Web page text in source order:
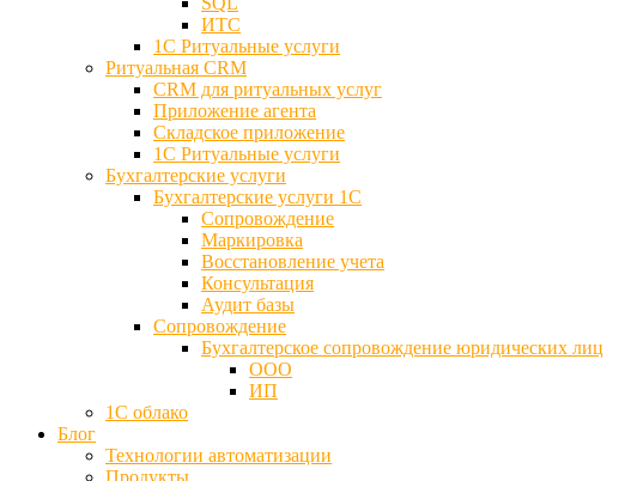
ИТС
1С Ритуальные услуги
Ритуальная CRM
CRM для ритуальных услуг
Приложение агента
Складское приложение
1С Ритуальные услуги
Бухгалтерские услуги
Бухгалтерские услуги 1С
Сопровождение
Маркировка
Восстановление учета
Консультация
Аудит базы
Cопровождение
Бухгалтерское сопровождение юридических лиц
ООО
ИП
1С облако
Блог
Технологии автоматизации
Продукты